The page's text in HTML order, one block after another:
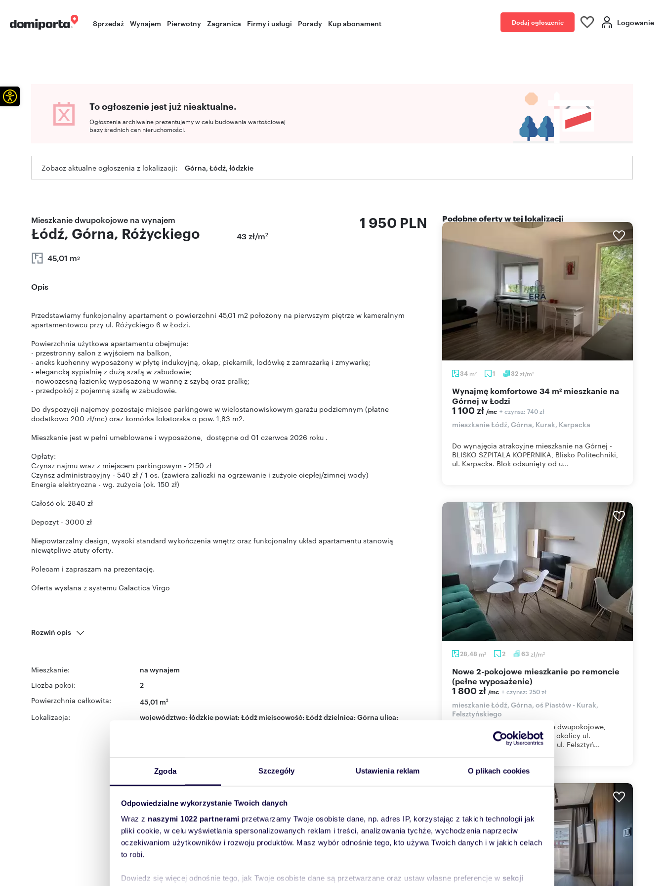
Zgoda Szczegóły Ustawienia reklam O plikach cookies
Odpowiedzialne wykorzystanie Twoich danych
Wraz z naszymi 1022 partnerami przetwarzamy Twoje osobiste dane, np. adres IP, korzystając z takich technologii jak
pliki cookie, w celu wyświetlania spersonalizowanych reklam i treści, analizowania tychże, wychodzenia naprzeciw
oczekiwaniom użytkowników i rozwoju produktów. Masz wybór odnośnie tego, kto używa Twoich danych i w jakich celach
to robi.
Dowiedz się więcej odnośnie tego, jak Twoje osobiste dane są przetwarzane oraz ustaw własne preferencje w sekcji
Sprzedaż Wynajem Pierwotny Zagranica Firmy i usługi Porady Kup abonament Dodaj ogłoszenie Logowanie
To ogłoszenie jest już nieaktualne.
Ogłoszenia archiwalne prezentujemy w celu budowania wartościowej
bazy średnich cen nieruchomości.
Zobacz aktualne ogłoszenia z lokalizacji: Górna, Łódź, łódzkie
Mieszkanie dwupokojowe na wynajem
Łódź, Górna, Różyckiego
45,01 m2
1 950 PLN
43 zł/m2
Opis
Przedstawiamy funkcjonalny apartament o powierzchni 45,01 m2 położony na pierwszym piętrze w kameralnym
apartamentowcu przy ul. Różyckiego 6 w Łodzi.
Powierzchnia użytkowa apartamentu obejmuje:
- przestronny salon z wyjściem na balkon,
- aneks kuchenny wyposażony w płytę indukcyjną, okap, piekarnik, lodówkę z zamrażarką i zmywarkę;
- elegancką sypialnię z dużą szafą w zabudowie;
- nowoczesną łazienkę wyposażoną w wannę z szybą oraz pralkę;
- przedpokój z pojemną szafą w zabudowie.
Do dyspozycji najemcy pozostaje miejsce parkingowe w wielostanowiskowym garażu podziemnym (płatne
dodatkowo 200 zł/mc) oraz komórka lokatorska o pow. 1,83 m2.
Mieszkanie jest w pełni umeblowane i wyposażone, dostępne od 01 czerwca 2026 roku .
Opłaty:
Czynsz najmu wraz z miejscem parkingowym - 2150 zł
Czynsz administracyjny - 540 zł / 1 os. (zawiera zaliczki na ogrzewanie i zużycie ciepłej/zimnej wody)
Energia elektryczna - wg. zużycia (ok. 150 zł)
Całość ok. 2840 zł
Depozyt - 3000 zł
Niepowtarzalny design, wysoki standard wykończenia wnętrz oraz funkcjonalny układ apartamentu stanowią
niewątpliwe atuty oferty.
Polecam i zapraszam na prezentację.
Oferta wysłana z systemu Galactica Virgo
Rozwiń opis
Mieszkanie: na wynajem
Liczba pokoi: 2
Powierzchnia całkowita: 45,01 m2
Lokalizacja: województwo: łódzkie powiat: Łódź miejscowość: Łódździelnica: Górna ulica:
Podobne oferty w tej lokalizacji
34 m2 1 32zł/m2
Wynajmę komfortowe 34 m² mieszkanie na
Górnej w Łodzi
1 100 zł /mc + czynsz: 740 zł
mieszkanie Łódź, Górna, Kurak, Karpacka
Do wynajęcia atrakcyjne mieszkanie na Górnej -
BLISKO SZPITALA KOPERNIKA, Blisko Politechniki,
ul. Karpacka. Blok odsunięty od u...
28,48 m2 2 63 zł/m2
Nowe 2-pokojowe mieszkanie po remoncie
(pełne wyposażenie)
1 800 zł/mc + czynsz: 250 zł
mieszkanie Łódź, Górna, oś Piastów - Kurak,
Felsztyńskiego
Oferujemy Państwu mieszkanie dwupokojowe,
małe, przytulne w kamienicy w okolicy ul.
Politechniki przy parku Rejtana ul. Felsztyń...
Otwórz pasek narzędzi